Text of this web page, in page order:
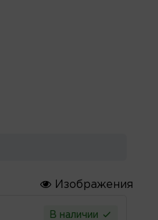
Изображения
В наличии